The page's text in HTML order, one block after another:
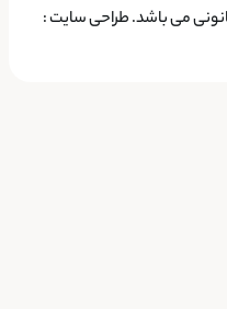
می باشد.طراحی سایت: